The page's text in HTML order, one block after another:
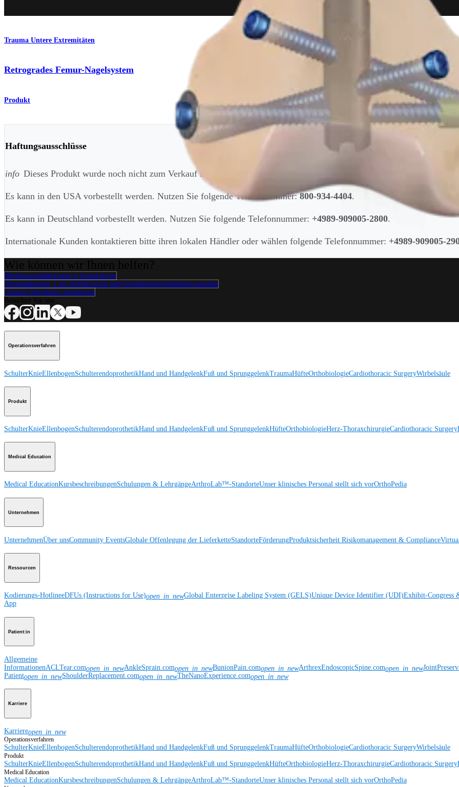
Trauma Untere Extremitäten
Retrogrades Femur-Nagelsystem
Produkt
Haftungsausschlüsse
info Dieses Produkt wurde noch nicht zum Verkauf freigegeben.
Es kann in den USA vorbestellt werden. Nutzen Sie folgende Telefonnummer:800-934-4404.
Es kann in Deutschland vorbestellt werden. Nutzen Sie folgende Telefonnummer: +4989-909005-2800.
Internationale Kunden kontaktieren bitte ihren lokalen Händler oder wählen folgende Telefonnummer: +4989-909005-
Medizinproduktberater:in kontaktieren
Veranstaltungen, Lab-Vorführungen und Schulungsmöglichkeiten ansehen
Unseren Newsletter abonnieren
Operationsverfahren
SchulterKnieEllenbogenSchulterendoprothetikHand und HandgelenkFuß und SprunggelenkTraumaHüfteOrthobiologieCardiothoracic SurgeryWirbelsäule
Produkt
SchulterKnieEllenbogenSchulterendoprothetikHand und HandgelenkFuß und SprunggelenkHüfteOrthobiologieHerz-ThoraxchirurgieCardiothoracic Surgery
Medical Education
Medical EducationKursbeschreibungenSchulungen & LehrgängeArthroLab™-StandorteUnser klinisches Personal stellt sich vorOrthoPedia
Unternehmen
UnternehmenÜber unsCommunity EventsGlobale Offenlegung der LieferketteStandorteFörderungProduktsicherheit Risikomanagement & Compliance
Ressourcen
Kodierungs-HotlineeDFUs (Instructions for Use)open_in_newGlobal Enterprise Labeling System (GELS)Unique Device Identifier (UDI)Exhibit-Congress
App
Patient:in
Allgemeine
InformationenACLTear.comopen_in_newAnkleSprain.comopen_in_newBunionPain.comopen_in_newArthrexEndoscopicSpine.comopen_in_new
Patientopen_in_newShoulderReplacement.comopen_in_newTheNanoExperience.comopen_in_new
Karriere
Karriereopen_in_new
Operationsverfahren
SchulterKnieEllenbogenSchulterendoprothetikHand und HandgelenkFuß und SprunggelenkTraumaHüfteOrthobiologieCardiothoracic SurgeryWirbelsäule
Produkt
SchulterKnieEllenbogenSchulterendoprothetikHand und HandgelenkFuß und SprunggelenkHüfteOrthobiologieHerz-ThoraxchirurgieCardiothoracic Surgery
Medical Education
Medical EducationKursbeschreibungenSchulungen & LehrgängeArthroLab™-StandorteUnser klinisches Personal stellt sich vorOrthoPedia